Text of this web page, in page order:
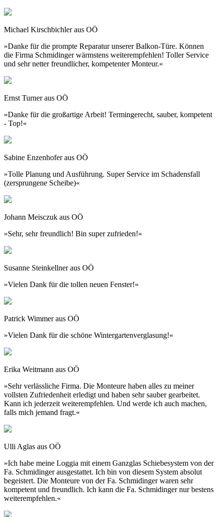
Michael Kirschbichler aus OÖ
»Danke für die prompte Reparatur unserer Balkon-Türe. Können
die Firma Schmidinger wärmstens weiterempfehlen! Toller Service
und sehr netter freundlicher, kompetenter Monteur.«
Ernst Turner aus OÖ
»Danke für die großartige Arbeit! Termingerecht, sauber, kompetent
- Top!«
Sabine Enzenhofer aus OÖ
»Tolle Planung und Ausführung. Super Service im Schadensfall
(zersprungene Scheibe)«
Johann Meisczuk aus OÖ
»Sehr, sehr freundlich! Bin super zufrieden!«
Susanne Steinkellner aus OÖ
»Vielen Dank für die tollen neuen Fenster!«
Patrick Wimmer aus OÖ
»Vielen Dank für die schöne Wintergartenverglasung!«
Erika Weitmann aus OÖ
»Sehr verlässliche Firma. Die Monteure haben alles zu meiner
vollsten Zufriedenheit erledigt und haben sehr sauber gearbeitet.
Kann ich jederzeit weiterempfehlen. Und werde ich auch machen,
falls mich jemand fragt.«
Ulli Aglas aus OÖ
»Ich habe meine Loggia mit einem Ganzglas Schiebesystem von der
Fa. Schmidinger ausgestattet. Ich bin von diesem System absolut
begeistert. Die Monteure von der Fa. Schmidinger waren sehr
kompetent und freundlich. Ich kann die Fa. Schmidinger nur bestens
weiterempfehlen.«